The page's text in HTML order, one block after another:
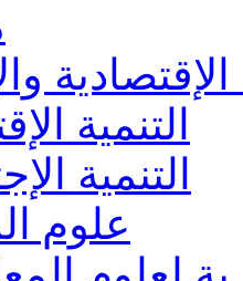
الإقتصادية
التنمية
التنمية
علوم